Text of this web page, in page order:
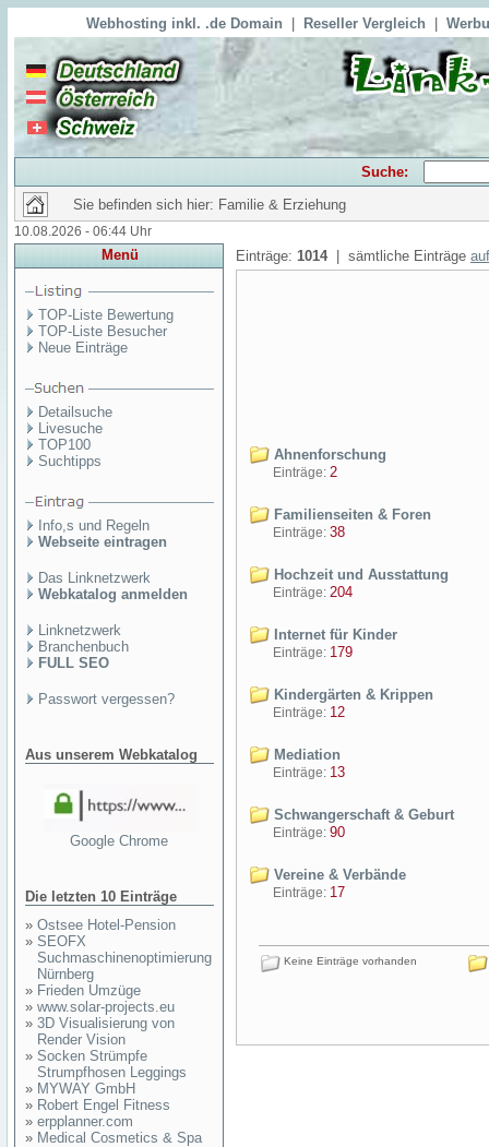
Webhosting inkl. .de Domain Reseller Vergleich
Suche:
Sie befinden sich hier: Familie & Erziehung
10.08.2026 - 06:44 Uhr
Menü
TOP-Liste Bewertung
TOP-Liste Besucher
Neue Einträge
Detailsuche
Livesuche
TOP100
Suchtipps
Info,s und Regeln
Webseite eintragen
Das Linknetzwerk
Webkatalog anmelden
Linknetzwerk
Branchenbuch
FULL SEO
Passwort vergessen?
Aus unserem Webkatalog
Google Chrome
Die letzten 10 Einträge
» Ostsee Hotel-Pension
» SEOFX
Suchmaschinenoptimierung
Nürnberg
» Frieden Umzüge
» www.solar-projects.eu
» 3D Visualisierung von
Render Vision
» Socken Strümpfe
Strumpfhosen Leggings
» MYWAY GmbH
» Robert Engel Fitness
» erpplanner.com
» Medical Cosmetics & Spa
Einträge: 1014| sämtliche Einträge
Ahnenforschung
Einträge: 2
Familienseiten & Foren
Einträge: 38
Hochzeit und Ausstattung
Einträge: 204
Internet für Kinder
Einträge: 179
Kindergärten & Krippen
Einträge: 12
Mediation
Einträge: 13
Schwangerschaft & Geburt
Einträge: 90
Vereine & Verbände
Einträge: 17
Keine Einträge vorhanden